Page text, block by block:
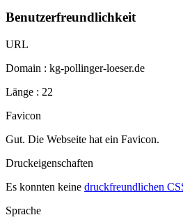
Benutzerfreundlichkeit
URL
Domain : kg-pollinger-loeser.de
Länge : 22
Favicon
Gut. Die Webseite hat ein Favicon.
Druckeigenschaften
Es konnten keine druckfreundlichen
Sprache